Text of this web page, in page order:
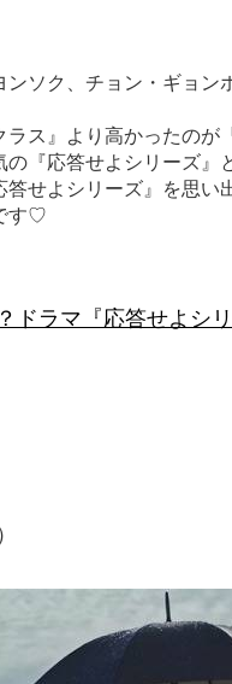
ソク、チョン・ギョン
ス』より高かったのが
の『応答せよシリーズ
せよシリーズ』を思い
す♡
ドラマ『応答せよシ